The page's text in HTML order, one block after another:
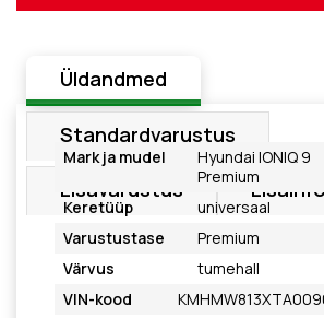
Üldandmed
Standardvarustus
Lisavarustus Lisainfo
Mark ja mudel
Hyundai IONIQ 9
Premium
Keretüüp
universaal
Varustustase
Premium
Värvus
tumehall
VIN-kood